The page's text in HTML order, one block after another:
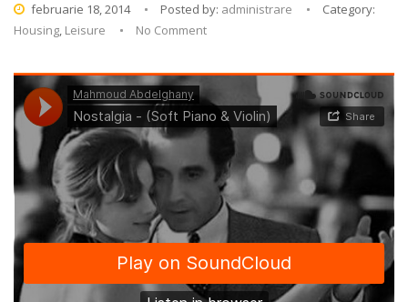
februarie 18, 2014 Posted by: administrare
Category:
Housing, Leisure No Comment